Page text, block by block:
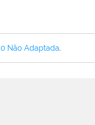
Não Adaptada.